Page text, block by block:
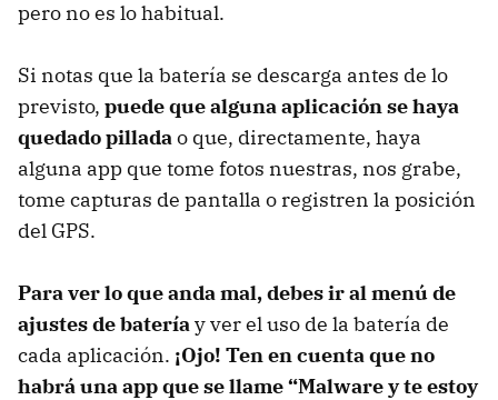
pero no es lo habitual.
Si notas que la batería se descarga antes de lo
previsto, puede que alguna aplicación se haya
quedado pilladao que, directamente, haya
alguna app que tome fotos nuestras, nos grabe,
tome capturas de pantalla o registren la posición
del GPS.
Para ver lo que anda mal, debes ir al menú de
ajustes de bateríay ver el uso de la batería de
cada aplicación. ¡Ojo! Ten en cuenta que no
habrá una app que se llame “Malware y te estoy